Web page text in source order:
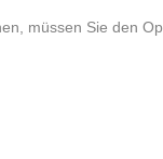
müssen Sie den